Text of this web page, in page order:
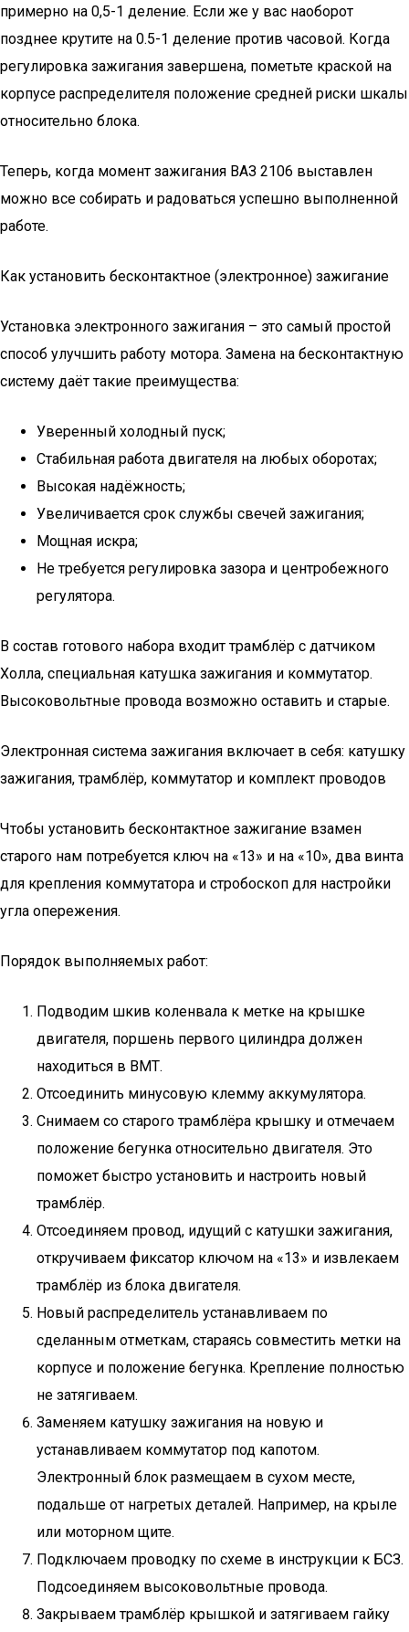
примерно на 0,5-1 деление. Если же у вас наоборот
позднее крутите на 0.5-1 деление против часовой. Когда
регулировка зажигания завершена, пометьте краской на
корпусе распределителя положение средней риски шкалы
относительно блока.
Теперь, когда момент зажигания ВАЗ 2106 выставлен
можно все собирать и радоваться успешно выполненной
работе.
Как установить бесконтактное (электронное) зажигание
Установка электронного зажигания – это самый простой
способ улучшить работу мотора. Замена на бесконтактную
систему даёт такие преимущества:
Уверенный холодный пуск;
Стабильная работа двигателя на любых оборотах;
Высокая надёжность;
Увеличивается срок службы свечей зажигания;
Мощная искра;
Не требуется регулировка зазора и центробежного
регулятора.
В состав готового набора входит трамблёр с датчиком
Холла, специальная катушка зажигания и коммутатор.
Высоковольтные провода возможно оставить и старые.
Электронная система зажигания включает в себя: катушку
зажигания, трамблёр, коммутатор и комплект проводов
Чтобы установить бесконтактное зажигание взамен
старого нам потребуется ключ на «13» и на «10», два винта
для крепления коммутатора и стробоскоп для настройки
угла опережения.
Порядок выполняемых работ:
Подводим шкив коленвала к метке на крышке
двигателя, поршень первого цилиндра должен
находиться в ВМТ.
Отсоединить минусовую клемму аккумулятора.
Снимаем со старого трамблёра крышку и отмечаем
положение бегунка относительно двигателя. Это
поможет быстро установить и настроить новый
трамблёр.
Отсоединяем провод, идущий с катушки зажигания,
откручиваем фиксатор ключом на «13» и извлекаем
трамблёр из блока двигателя.
Новый распределитель устанавливаем по
сделанным отметкам, стараясь совместить метки на
корпусе и положение бегунка. Крепление полностью
не затягиваем.
Заменяем катушку зажигания на новую и
устанавливаем коммутатор под капотом.
Электронный блок размещаем в сухом месте,
подальше от нагретых деталей. Например, на крыле
или моторном щите.
Подключаем проводку по схеме в инструкции к БСЗ.
Подсоединяем высоковольтные провода.
Закрываем трамблёр крышкой и затягиваем гайку